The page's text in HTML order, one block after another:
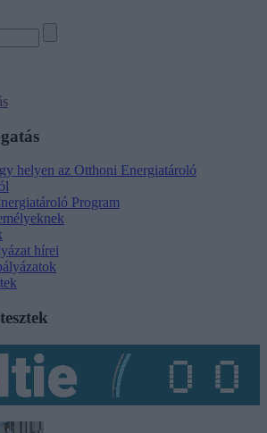
helyen az Otthoni Energiatároló
Program
hírei